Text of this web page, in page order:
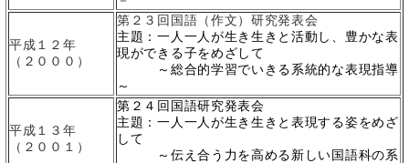
平成１２年
（２０００）
第２３回国語（作文）研究発表会
主題：一人一人が生き生きと活動し、豊かな表
現ができる子をめざして
～総合的学習でいきる系統的な表現指導
～
平成１３年
（２００１）
第２４回国語研究発表会
主題：一人一人が生き生きと表現する姿をめざ
して
～伝え合う力を高める新しい国語科の系